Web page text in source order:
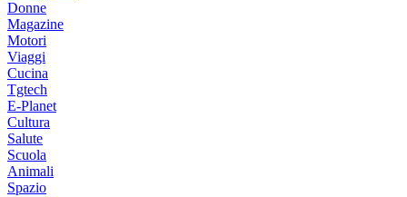
Donne
Magazine
Motori
Viaggi
Cucina
Tgtech
E-Planet
Cultura
Salute
Scuola
Animali
Spazio